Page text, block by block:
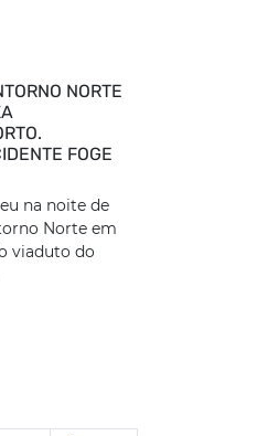
NORTE
FOGE
na noite de
Norte em
viaduto do